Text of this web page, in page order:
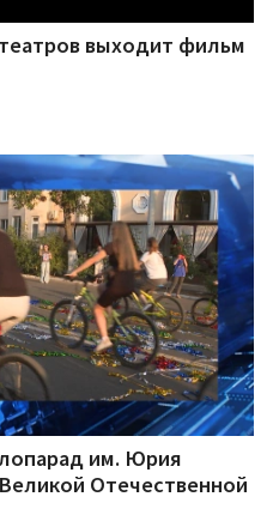
выходит фильм
им. Юрия
Отечественной